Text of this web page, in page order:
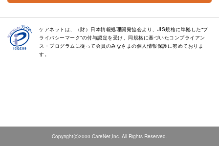
ケアネットは、（財）日本情報処理開発協会より、JIS規格に準拠した“プ
ライバシーマーク”の付与認定を受け、同規格に基づいたコンプライアン
ス・プログラムに従って会員のみなさまの個人情報保護に努めておりま
す。
Copyright(c)2000 CareNet,Inc. All Rights Reserved.